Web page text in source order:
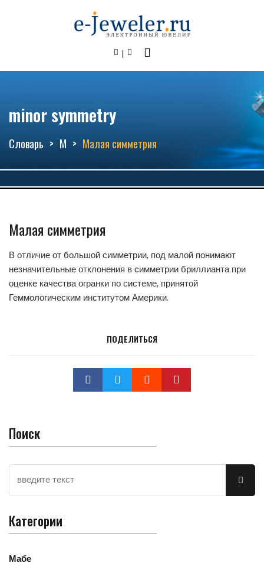
minor symmetry
Словарь М Малая симметрия
Малая симметрия
В отличие от большой симметрии, под малой понимают
незначительные отклонения в симметрии бриллианта при
оценке качества огранки по системе, принятой
Геммологическим институтом Америки.
ПОДЕЛИТЬСЯ
Поиск
Категории
Мабе